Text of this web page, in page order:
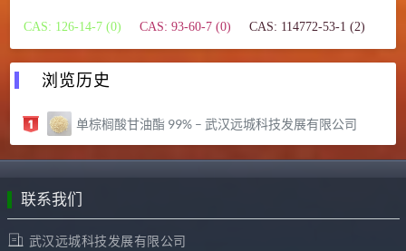
CAS: 126-14-7 (0) CAS: 93-60-7 (0) CAS: 114772-53-1 (2)
浏览历史
单棕榈酸甘油酯 99% – 武汉远城科技发展有限公司
联系我们
武汉远城科技发展有限公司